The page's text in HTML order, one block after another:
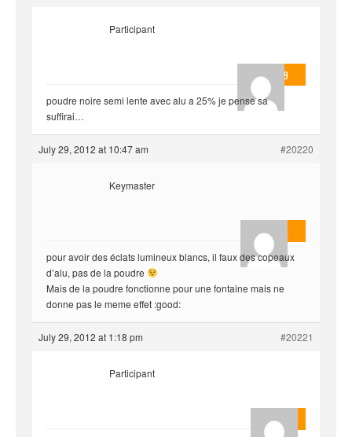
valmo2279
Participant
poudre noire semi lente avec alu a 25% je pense sa
suffirai…
July 29, 2012 at 10:47 am #20220
Masterjoa
Keymaster
pour avoir des éclats lumineux blancs, il faux des copeaux
d’alu, pas de la poudre
Mais de la poudre fonctionne pour une fontaine mais ne
donne pas le meme effet :good:
July 29, 2012 at 1:18 pm #20221
Florent
Participant